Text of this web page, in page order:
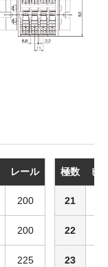
レール
200
200
225
極数 ピ
21
22
23